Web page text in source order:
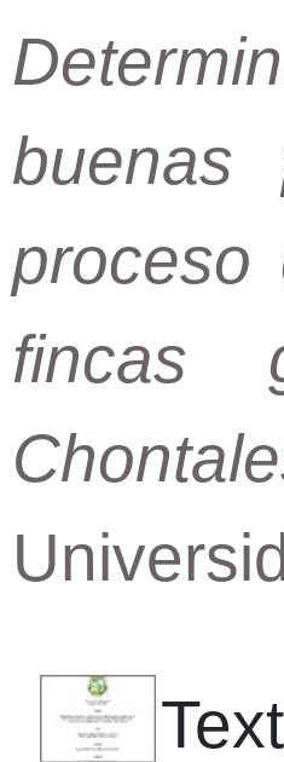
buenas
proceso
fincas
Text